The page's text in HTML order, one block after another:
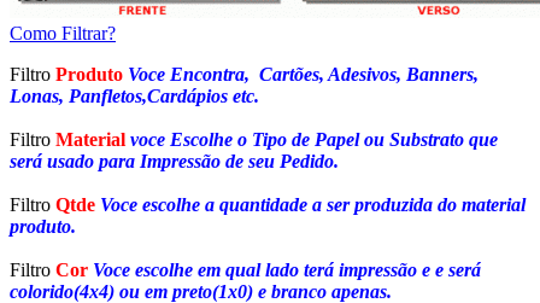
Como Filtrar?
Filtro Produto Voce Encontra, Cartões, Adesivos, Banners,
Lonas, Panfletos,Cardápios etc.
Filtro Material voce Escolhe o Tipo de Papel ou Substrato que
será usado para Impressão de seu Pedido.
Filtro Qtde Voce escolhe a quantidade a ser produzida do material
produto.
Filtro Cor Voce escolhe em qual lado terá impressão e e será
colorido(4x4) ou em preto(1x0) e branco apenas.